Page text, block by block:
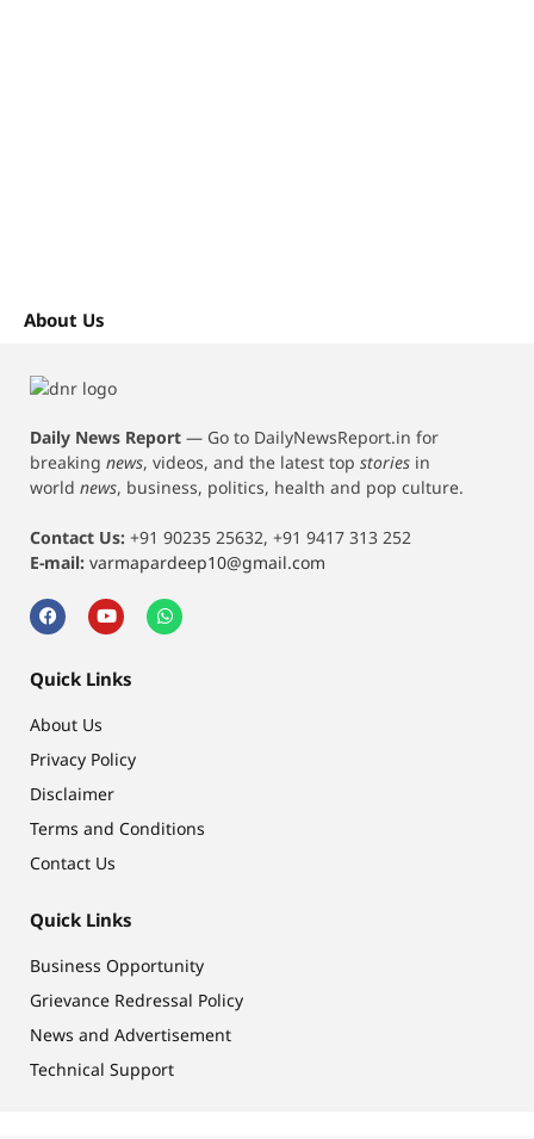
About Us
Daily News Report — Go to DailyNewsReport.in for
breaking news, videos, and the latest top stories in
world news, business, politics, health and pop culture.
Contact Us: +91 90235 25632, +91 9417 313 252
E-mail: varmapardeep10@gmail.com
Quick Links
About Us
Privacy Policy
Disclaimer
Terms and Conditions
Contact Us
Quick Links
Business Opportunity
Grievance Redressal Policy
News and Advertisement
Technical Support